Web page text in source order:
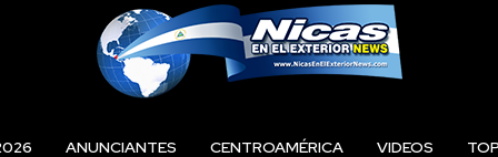
ANUNCIANTES CENTROAMÉRICA VIDEOS